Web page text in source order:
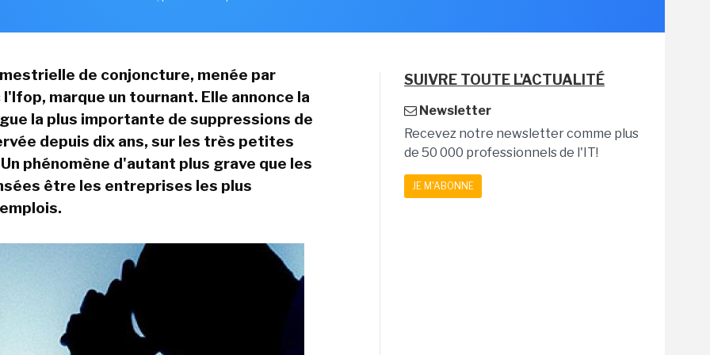
de conjoncture, menée par
marque un tournant. Elle annonce la
la plus importante de suppressions de
depuis dix ans, sur les très petites
phénomène d'autant plus grave que les
être les entreprises les plus
SUIVRE TOUTE L'ACTUALITÉ
Newsletter
Recevez notre newsletter comme plus
de 50 000 professionnels de l'IT!
JE M'ABONNE